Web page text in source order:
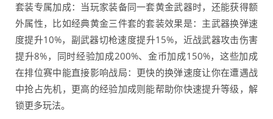
套装专属加成：当玩家装备同一套黄金武器时，还能获得额
外属性，比如经典黄金三件套的套装效果是：主武器换弹速
度提升10%，副武器切枪速度提升15%，近战武器攻击伤害
提升8%，同时经验加成200%、金币加成150%，这些加成
在排位赛中能直接影响战局：更快的换弹速度让你在遭遇战
中抢占先机，更高的经验加成则能帮助你快速提升等级，解
锁更多玩法。